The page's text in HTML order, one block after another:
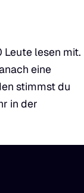
Leute lesen mit.
eine
stimmst du
in der